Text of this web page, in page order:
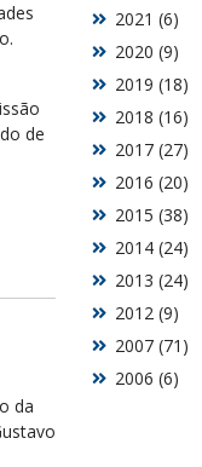
de
da
2006 (6)
2007 (71)
2012 (9)
2013 (24)
2014 (24)
2015 (38)
2016 (20)
2017 (27)
2018 (16)
2019 (18)
2020 (9)
2021 (6)